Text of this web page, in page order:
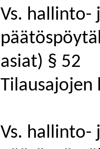
Vs. hallinto-
asiat) § 52
Tilausajojen
Vs. hallinto-